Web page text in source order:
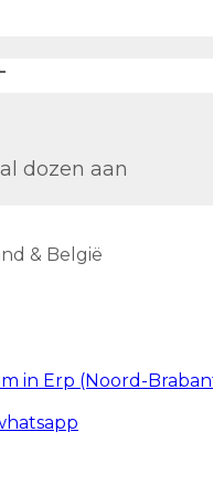
dozen aan
& België
in Erp (Noord-